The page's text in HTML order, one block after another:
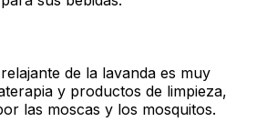
de la lavanda es muy
y productos de limpieza,
las moscas y los mosquitos.